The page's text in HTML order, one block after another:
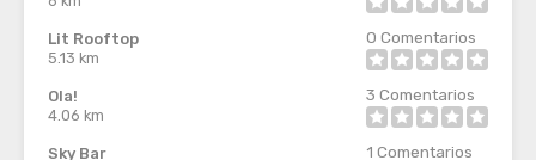
Lit Rooftop
5.13 km
0 Comentarios
Ola!
4.06 km
3 Comentarios
Sky Bar 1 Comentarios